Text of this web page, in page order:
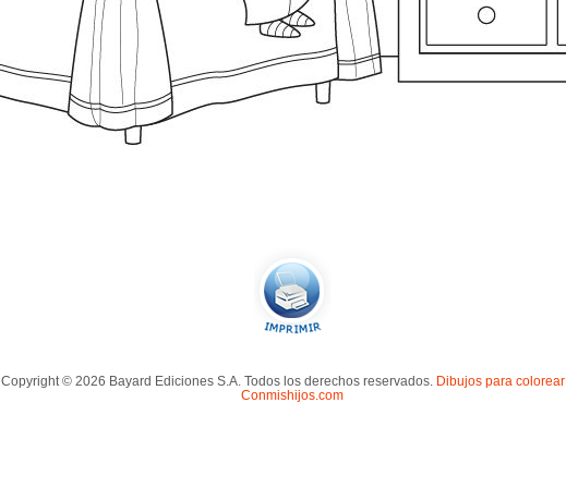
Copyright © 2026 Bayard Ediciones S.A. Todos los derechos reservados. Dibujos para colorear
Conmishijos.com